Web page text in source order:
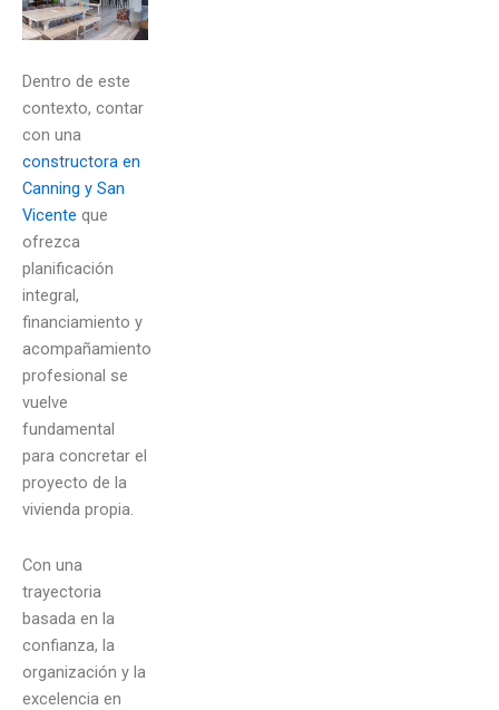
Dentro de este
contexto, contar
con una
constructora en
Canning y San
Vicente que
ofrezca
planificación
integral,
financiamiento y
acompañamiento
profesional se
vuelve
fundamental
para concretar el
proyecto de la
vivienda propia.
Con una
trayectoria
basada en la
confianza, la
organización y la
excelencia en